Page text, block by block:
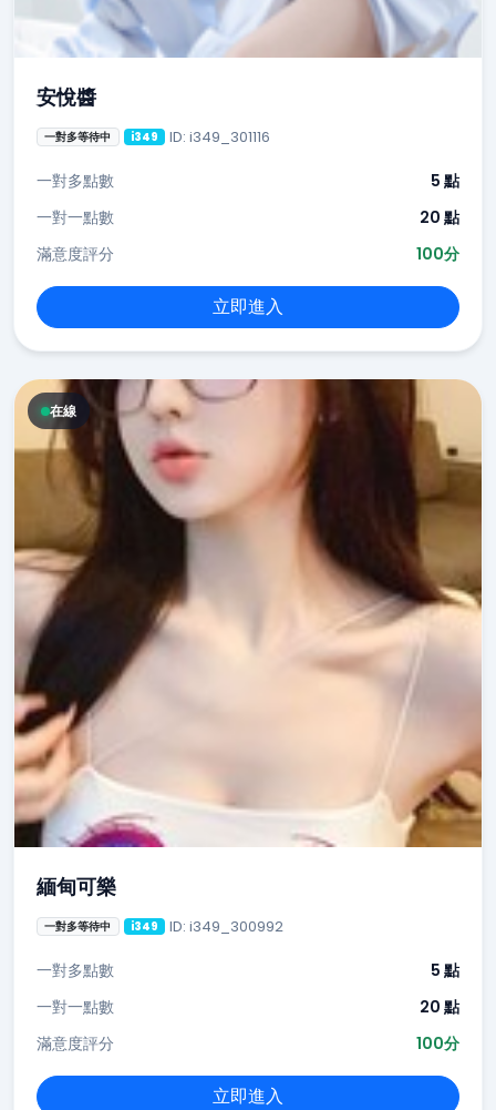
安悅醬
一對多等待中 i349 ID: i349_301116
一對多點數
5 點
一對一點數
20 點
滿意度評分
100分
立即進入
在線
緬甸可樂
一對多等待中 i349 ID: i349_300992
一對多點數
5 點
一對一點數
20 點
滿意度評分
100分
立即進入